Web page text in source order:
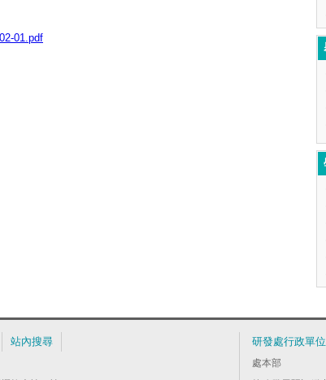
01.pdf
站內搜尋 研發處行政單位
處本部